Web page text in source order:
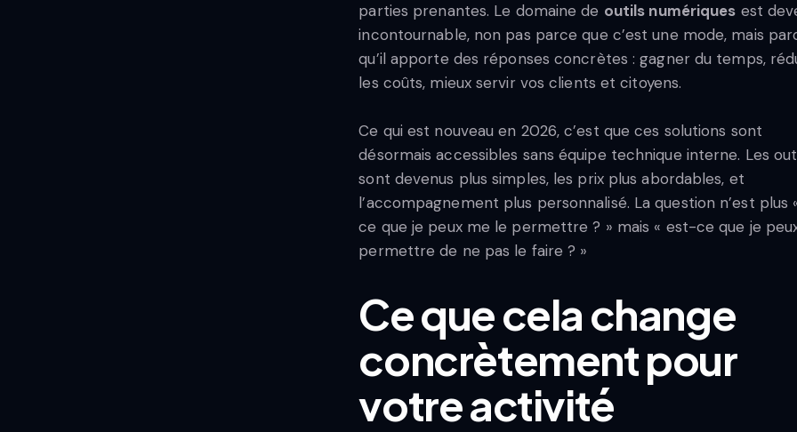
parties prenantes. Le domaine de outils numériques est
incontournable, non pas parce que c’est une mode, mais
qu’il apporte des réponses concrètes : gagner du temps,
les coûts, mieux servir vos clients et citoyens.
Ce qui est nouveau en 2026, c’est que ces solutions sont
désormais accessibles sans équipe technique interne. Les
sont devenus plus simples, les prix plus abordables, et
l’accompagnement plus personnalisé. La question n’est plus
ce que je peux me le permettre ? » mais « est-ce que je
permettre de ne pas le faire ? »
Ce que cela change
concrètement pour
votre activité